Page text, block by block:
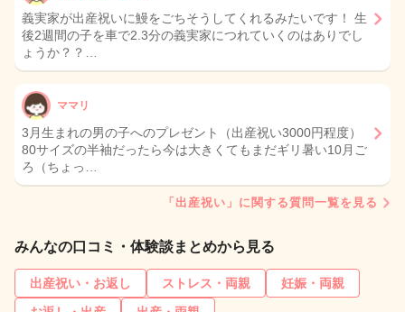
義実家が出産祝いに鰻をごちそうしてくれるみたいです！ 生
後2週間の子を車で2.3分の義実家につれていくのはありでし
ょうか？？…
ママリ
3月生まれの男の子へのプレゼント（出産祝い3000円程度）
80サイズの半袖だったら今は大きくてもまだギリ暑い10月ご
ろ（ちょっ…
「出産祝い」に関する質問一覧を見る
みんなの口コミ・体験談まとめから見る
出産祝い・お返し ストレス・両親
妊娠・両親